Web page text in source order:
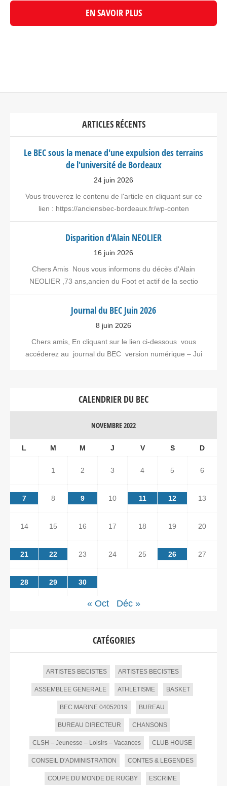
EN SAVOIR PLUS
ARTICLES RÉCENTS
Le BEC sous la menace d'une expulsion des terrains
de l'université de Bordeaux
24 juin 2026
Vous trouverez le contenu de l'article en cliquant sur ce
lien : https://anciensbec-bordeaux.fr/wp-conten
Disparition d'Alain NEOLIER
16 juin 2026
Chers Amis Nous vous informons du décès d'Alain
NEOLIER ,73 ans,ancien du Foot et actif de la sectio
Journal du BEC Juin 2026
8 juin 2026
Chers amis, En cliquant sur le lien ci-dessous vous
accéderez au journal du BEC version numérique – Jui
CALENDRIER DU BEC
NOVEMBRE 2022
L M M J V S D
1 2 3 4 5 6
7 8 9 10 11 12 13
14 15 16 17 18 19 20
21 22 23 24 25 26 27
28 29 30
« Oct Déc »
CATÉGORIES
ARTISTES BECISTES ARTISTES BECISTES
ASSEMBLEE GENERALE ATHLETISME BASKET
BEC MARINE 04052019 BUREAU
BUREAU DIRECTEUR CHANSONS
CLSH – Jeunesse – Loisirs – Vacances CLUB HOUSE
CONSEIL D'ADMINISTRATION CONTES & LEGENDES
COUPE DU MONDE DE RUGBY ESCRIME